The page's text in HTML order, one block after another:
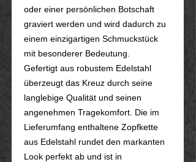
oder einer persönlichen Botschaft
graviert werden und wird dadurch zu
einem einzigartigen Schmuckstück
mit besonderer Bedeutung.
Gefertigt aus robustem Edelstahl
überzeugt das Kreuz durch seine
langlebige Qualität und seinen
angenehmen Tragekomfort. Die im
Lieferumfang enthaltene Zopfkette
aus Edelstahl rundet den markanten
Look perfekt ab und ist in